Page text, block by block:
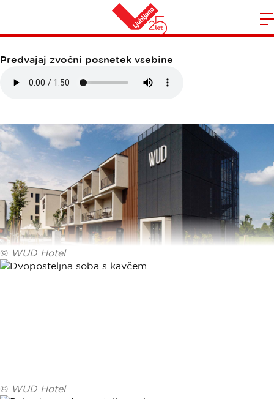
Domov
WUD HOTEL
Predvajaj zvočni posnetek vsebine
© WUD Hotel
© WUD Hotel